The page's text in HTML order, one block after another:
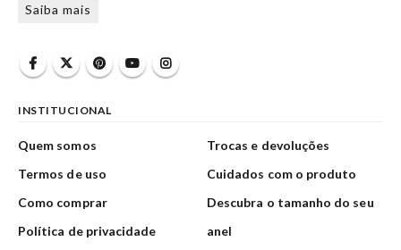
Saiba mais
INSTITUCIONAL
Quem somos
Termos de uso
Como comprar
Política de privacidade
Trocas e devoluções
Cuidados com o produto
Descubra o tamanho do seu
anel